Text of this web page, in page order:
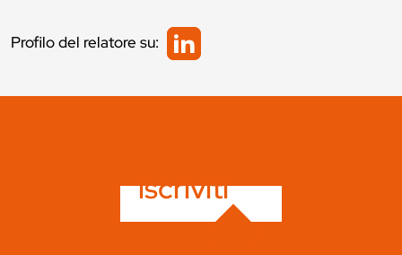
Profilo del relatore su:
iscriviti